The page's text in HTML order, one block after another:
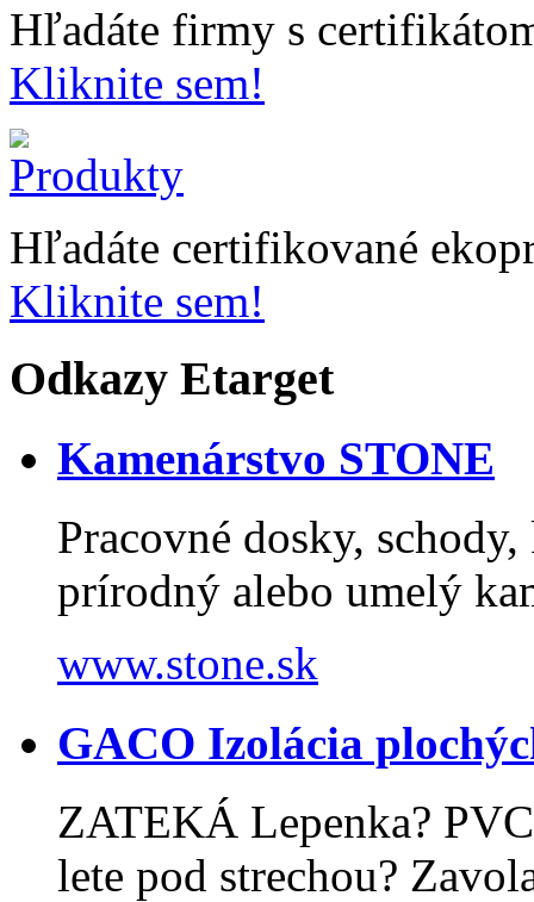
Hľadáte firmy s
Kliknite sem!
Hľadáte certifikované
Kliknite sem!
Odkazy Etarget
Kamenárstvo STONE
Pracovné dosky,
prírodný alebo umelý
www.stone.sk
GACO Izolácia
ZATEKÁ Lepenka?
lete pod strechou?